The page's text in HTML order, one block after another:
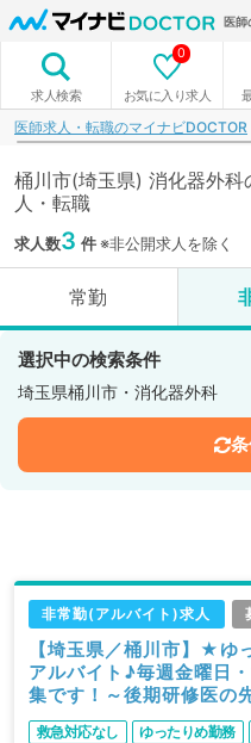
医師
求人検索 お気に入り求人
0
医師求人・転職のマイナビDOCTOR
桶川市(埼玉県) 消化器外
人・転職
求人数3 件※非公開求人を除く
常勤
選択中の検索条件
埼玉県桶川市・消化器外科
非常勤(アルバイト)求人
【埼玉県／桶川市】★ゆ
アルバイト♪毎週金曜日
集です！～後期研修医の
（科目不問／非常勤）
救急対応なし ゆったりめ勤務